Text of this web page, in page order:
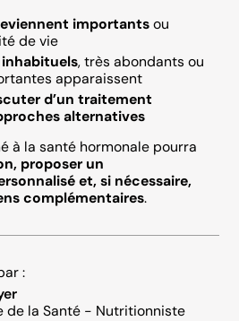
importantsou
de vie
, très abondants ou
apparaissent
d’un traitement
alternatives
à la santé hormonale pourra
proposer un
et, si nécessaire,
complémentaires.
:
de la Santé - Nutritionniste